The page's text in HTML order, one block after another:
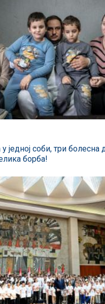
једној соби, три болесна
борба!